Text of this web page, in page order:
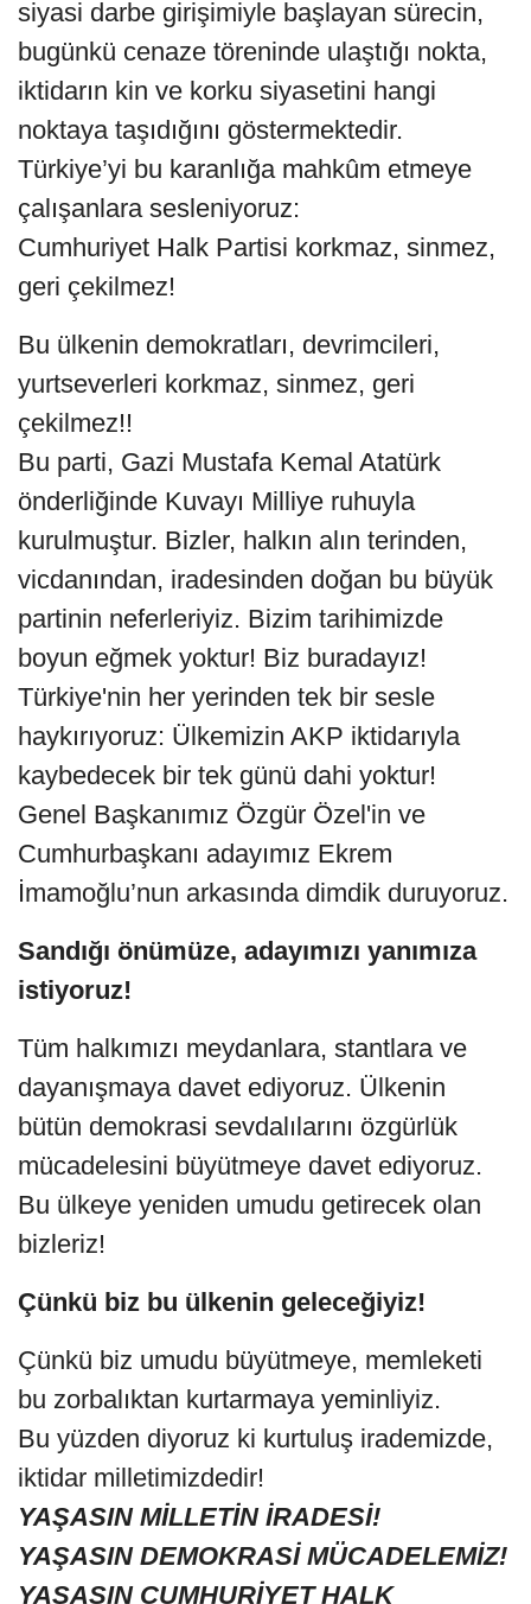
siyasi darbe girişimiyle başlayan sürecin,
bugünkü cenaze töreninde ulaştığı nokta,
iktidarın kin ve korku siyasetini hangi
noktaya taşıdığını göstermektedir.
Türkiye’yi bu karanlığa mahkûm etmeye
çalışanlara sesleniyoruz:
Cumhuriyet Halk Partisi korkmaz, sinmez,
geri çekilmez!
Bu ülkenin demokratları, devrimcileri,
yurtseverleri korkmaz, sinmez, geri
çekilmez!!
Bu parti, Gazi Mustafa Kemal Atatürk
önderliğinde Kuvayı Milliye ruhuyla
kurulmuştur. Bizler, halkın alın terinden,
vicdanından, iradesinden doğan bu büyük
partinin neferleriyiz. Bizim tarihimizde
boyun eğmek yoktur! Biz buradayız!
Türkiye'nin her yerinden tek bir sesle
haykırıyoruz: Ülkemizin AKP iktidarıyla
kaybedecek bir tek günü dahi yoktur!
Genel Başkanımız Özgür Özel'in ve
Cumhurbaşkanı adayımız Ekrem
İmamoğlu’nun arkasında dimdik duruyoruz.
Sandığı önümüze, adayımızı yanımıza
istiyoruz!
Tüm halkımızı meydanlara, stantlara ve
dayanışmaya davet ediyoruz. Ülkenin
bütün demokrasi sevdalılarını özgürlük
mücadelesini büyütmeye davet ediyoruz.
Bu ülkeye yeniden umudu getirecek olan
bizleriz!
Çünkü biz bu ülkenin geleceğiyiz!
Çünkü biz umudu büyütmeye, memleketi
bu zorbalıktan kurtarmaya yeminliyiz.
Bu yüzden diyoruz ki kurtuluş irademizde,
iktidar milletimizdedir!
YAŞASIN MİLLETİN İRADESİ!
YAŞASIN DEMOKRASİ MÜCADELEMİZ!
YAŞASIN CUMHURİYET HALK